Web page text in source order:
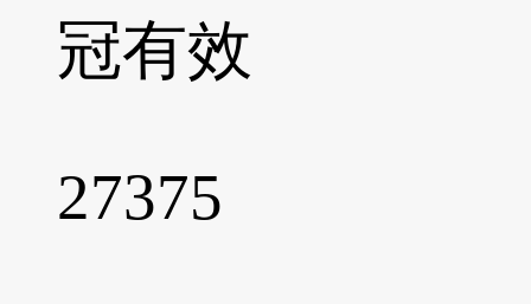
冠有效
27375